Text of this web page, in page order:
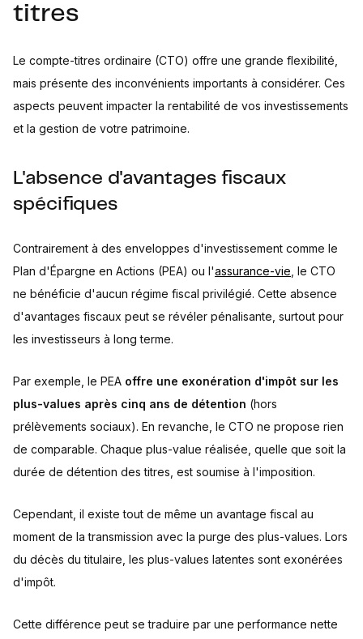
titres
Le compte-titres ordinaire (CTO) offre une grande flexibilité,
mais présente des inconvénients importants à considérer. Ces
aspects peuvent impacter la rentabilité de vos investissements
et la gestion de votre patrimoine.
L'absence d'avantages fiscaux
spécifiques
Contrairement à des enveloppes d'investissement comme le
Plan d'Épargne en Actions (PEA) ou l'assurance-vie , le CTO
ne bénéficie d'aucun régime fiscal privilégié. Cette absence
d'avantages fiscaux peut se révéler pénalisante, surtout pour
les investisseurs à long terme.
Par exemple, le PEA offre une exonération d'impôt sur les
plus-values après cinq ans de détention (hors
prélèvements sociaux). En revanche, le CTO ne propose rien
de comparable. Chaque plus-value réalisée, quelle que soit la
durée de détention des titres, est soumise à l'imposition.
Cependant, il existe tout de même un avantage fiscal au
moment de la transmission avec la purge des plus-values. Lors
du décès du titulaire, les plus-values latentes sont exonérées
d'impôt.
Cette différence peut se traduire par une performance nette